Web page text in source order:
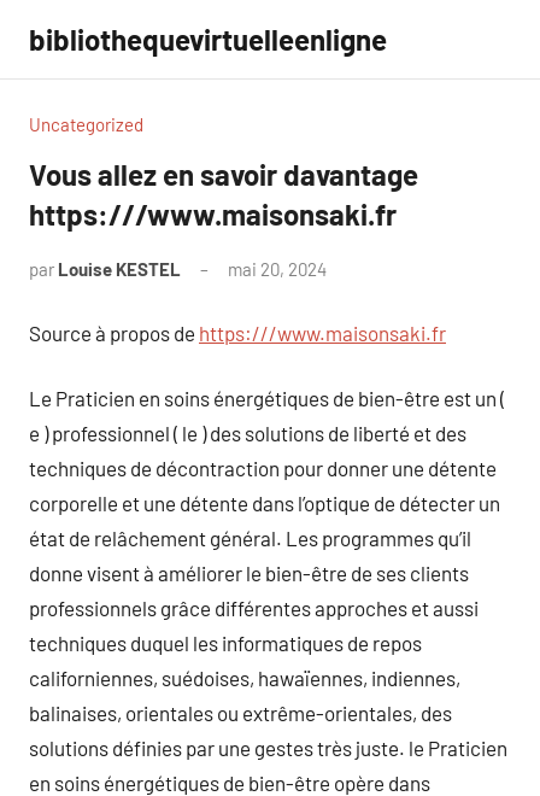
contenu
bibliothequevirtuelleenligne
Uncategorized
Vous allez en savoir davantage
https:///www.maisonsaki.fr
par Louise KESTEL mai 20, 2024
Source à propos de https:///www.maisonsaki.fr
Le Praticien en soins énergétiques de bien-être est un (
e ) professionnel ( le ) des solutions de liberté et des
techniques de décontraction pour donner une détente
corporelle et une détente dans l’optique de détecter un
état de relâchement général. Les programmes qu’il
donne visent à améliorer le bien-être de ses clients
professionnels grâce différentes approches et aussi
techniques duquel les informatiques de repos
californiennes, suédoises, hawaïennes, indiennes,
balinaises, orientales ou extrême-orientales, des
solutions définies par une gestes très juste. le Praticien
en soins énergétiques de bien-être opère dans